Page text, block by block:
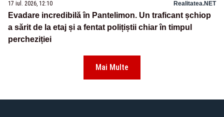
17 iul. 2026, 12:10 Realitatea.NET
Evadare incredibilă în Pantelimon. Un traficant șchiop
a sărit de la etaj și a fentat polițiștii chiar în timpul
percheziției
Mai Multe